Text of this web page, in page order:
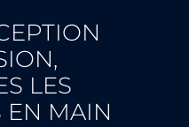
LES
EN MAIN